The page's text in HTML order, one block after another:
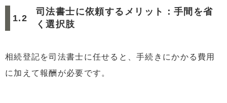
司法書士に依頼するメリット：手間を省
く選択肢
相続登記を司法書士に任せると、手続きにかかる費用
に加えて報酬が必要です。